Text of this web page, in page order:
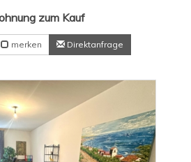
zum Kauf
merken Direktanfrage